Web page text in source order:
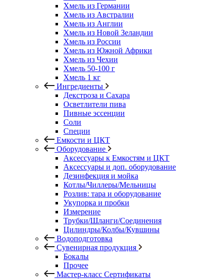
Хмель из Германии
Хмель из Австралии
Хмель из Англии
Хмель из Новой Зеландии
Хмель из России
Хмель из Южной Африки
Хмель из Чехии
Хмель 50-100 г
Хмель 1 кг
Ингредиенты
Декстроза и Сахара
Осветлители пива
Пивные эссенции
Соли
Специи
Емкости и ЦКТ
Оборудование
Аксессуары к Емкостям и ЦКТ
Аксессуары и доп. оборудование
Дезинфекция и мойка
Котлы/Чиллеры/Мельницы
Розлив: тара и оборудование
Укупорка и пробки
Измерение
Трубки/Шланги/Соединения
Цилиндры/Колбы/Кувшины
Водоподготовка
Сувенирная продукция
Бокалы
Прочее
Мастер-класс Сертификаты